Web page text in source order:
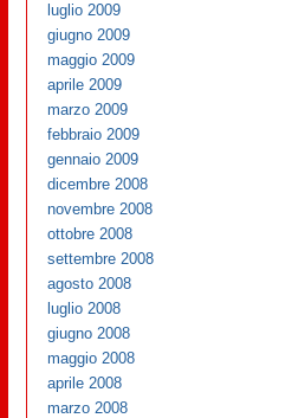
luglio 2009
giugno 2009
maggio 2009
aprile 2009
marzo 2009
febbraio 2009
gennaio 2009
dicembre 2008
novembre 2008
ottobre 2008
settembre 2008
agosto 2008
luglio 2008
giugno 2008
maggio 2008
aprile 2008
marzo 2008